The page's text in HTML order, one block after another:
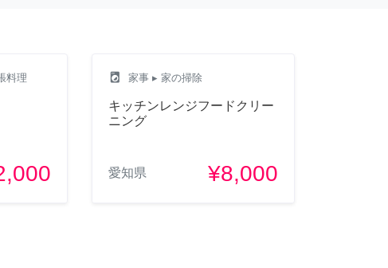
料理 local_laundry_service 家事 ▸ 家の掃除
キッチンレンジフードクリー
ニング
愛知県 ¥8,000